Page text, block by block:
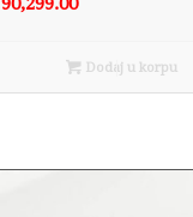
Dodaj u korpu